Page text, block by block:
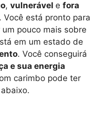
, vulnerável e fora
. Você está pronto para
um pouco mais sobre
em um estado de
. Você conseguirá
e sua energia
carimbo pode ter